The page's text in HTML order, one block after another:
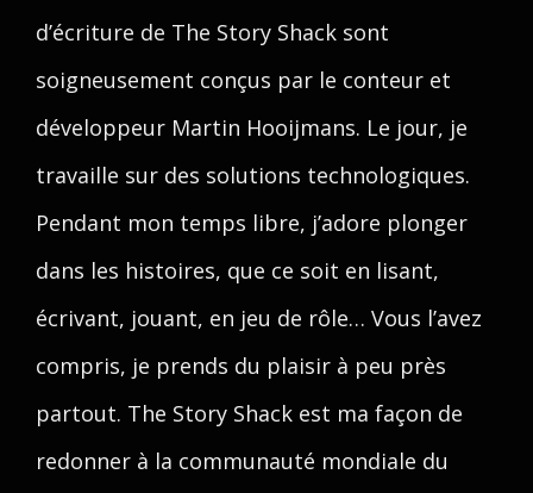
d’écriture de The Story Shack sont
soigneusement conçus par le conteur et
développeur Martin Hooijmans. Le jour, je
travaille sur des solutions technologiques.
Pendant mon temps libre, j’adore plonger
dans les histoires, que ce soit en lisant,
écrivant, jouant, en jeu de rôle… Vous l’avez
compris, je prends du plaisir à peu près
partout. The Story Shack est ma façon de
redonner à la communauté mondiale du